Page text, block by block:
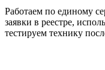
Работаем по единому
заявки в реестре,
тестируем технику